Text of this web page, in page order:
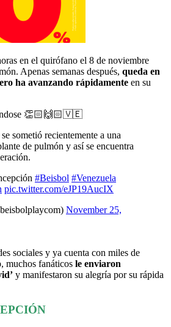
en el quirófano el 8 de noviembre
Apenas semanas después, queda en
ha avanzando rápidamente en su
👏🏻🙌🏻🇻🇪
sometió recientemente a una
de pulmón y así se encuentra
#Beisbol #Venezuela
pic.twitter.com/eJP19AucIX
November 25,
sociales y ya cuenta con miles de
muchos fanáticos le enviaron
y manifestaron su alegría por su rápida